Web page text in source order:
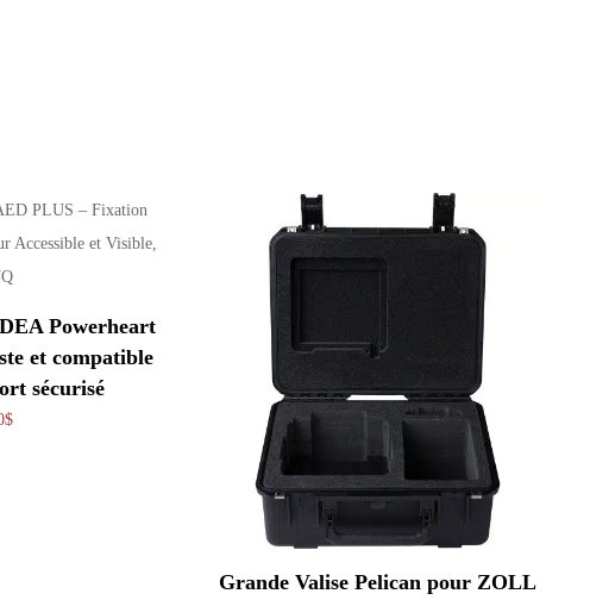
Powerheart
et compatible
sécurisé
$
Grande Valise Pelican pour ZOLL